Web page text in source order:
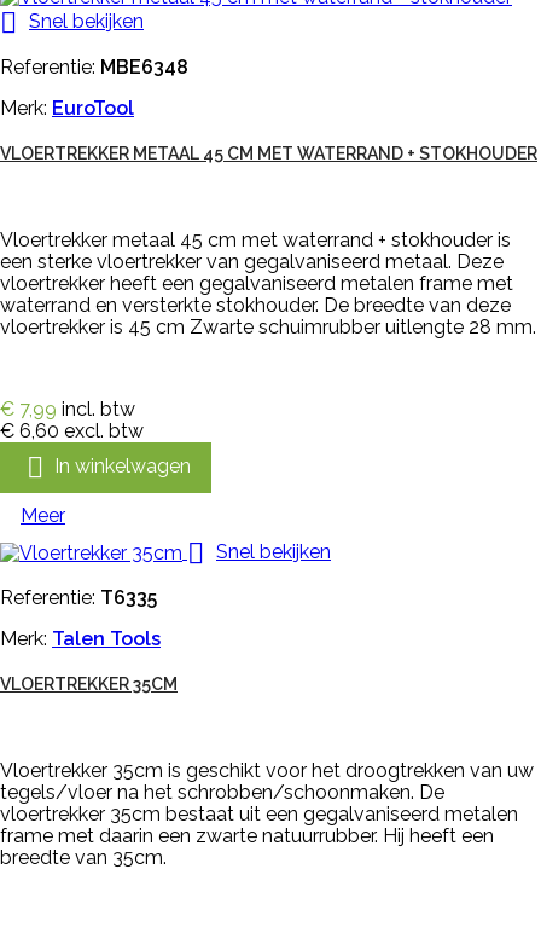
 Snel bekijken
Referentie: MBE6348
Merk: EuroTool
VLOERTREKKER METAAL 45 CM MET WATERRAND + STOKHOUDER
Vloertrekker metaal 45 cm met waterrand + stokhouder is
een sterke vloertrekker van gegalvaniseerd metaal. Deze
vloertrekker heeft een gegalvaniseerd metalen frame met
waterrand en versterkte stokhouder. De breedte van deze
vloertrekker is 45 cm Zwarte schuimrubber uitlengte 28 mm.
€ 7,99 incl. btw
€ 6,60 excl. btw
 In winkelwagen
Meer
 Snel bekijken
Referentie: T6335
Merk: Talen Tools
VLOERTREKKER 35CM
Vloertrekker 35cm is geschikt voor het droogtrekken van uw
tegels/vloer na het schrobben/schoonmaken. De
vloertrekker 35cm bestaat uit een gegalvaniseerd metalen
frame met daarin een zwarte natuurrubber. Hij heeft een
breedte van 35cm.